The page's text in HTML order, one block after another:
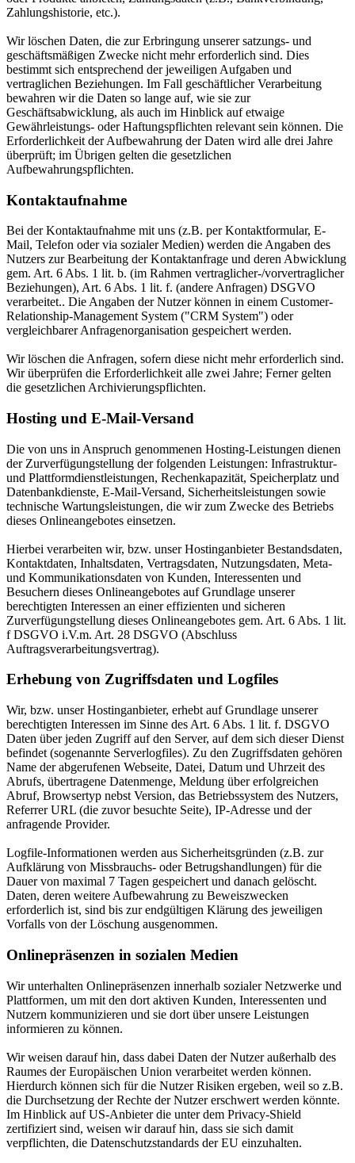
Zahlungshistorie, etc.).
Wir löschen Daten, die zur Erbringung unserer satzungs- und
geschäftsmäßigen Zwecke nicht mehr erforderlich sind. Dies
bestimmt sich entsprechend der jeweiligen Aufgaben und
vertraglichen Beziehungen. Im Fall geschäftlicher Verarbeitung
bewahren wir die Daten so lange auf, wie sie zur
Geschäftsabwicklung, als auch im Hinblick auf etwaige
Gewährleistungs- oder Haftungspflichten relevant sein können. Die
Erforderlichkeit der Aufbewahrung der Daten wird alle drei Jahre
überprüft; im Übrigen gelten die gesetzlichen
Aufbewahrungspflichten.
Kontaktaufnahme
Bei der Kontaktaufnahme mit uns (z.B. per Kontaktformular, E-
Mail, Telefon oder via sozialer Medien) werden die Angaben des
Nutzers zur Bearbeitung der Kontaktanfrage und deren Abwicklung
gem. Art. 6 Abs. 1 lit. b. (im Rahmen vertraglicher-/vorvertraglicher
Beziehungen), Art. 6 Abs. 1 lit. f. (andere Anfragen) DSGVO
verarbeitet.. Die Angaben der Nutzer können in einem Customer-
Relationship-Management System ("CRM System") oder
vergleichbarer Anfragenorganisation gespeichert werden.
Wir löschen die Anfragen, sofern diese nicht mehr erforderlich sind.
Wir überprüfen die Erforderlichkeit alle zwei Jahre; Ferner gelten
die gesetzlichen Archivierungspflichten.
Hosting und E-Mail-Versand
Die von uns in Anspruch genommenen Hosting-Leistungen dienen
der Zurverfügungstellung der folgenden Leistungen: Infrastruktur-
und Plattformdienstleistungen, Rechenkapazität, Speicherplatz und
Datenbankdienste, E-Mail-Versand, Sicherheitsleistungen sowie
technische Wartungsleistungen, die wir zum Zwecke des Betriebs
dieses Onlineangebotes einsetzen.
Hierbei verarbeiten wir, bzw. unser Hostinganbieter Bestandsdaten,
Kontaktdaten, Inhaltsdaten, Vertragsdaten, Nutzungsdaten, Meta-
und Kommunikationsdaten von Kunden, Interessenten und
Besuchern dieses Onlineangebotes auf Grundlage unserer
berechtigten Interessen an einer effizienten und sicheren
Zurverfügungstellung dieses Onlineangebotes gem. Art. 6 Abs. 1 lit.
f DSGVO i.V.m. Art. 28 DSGVO (Abschluss
Auftragsverarbeitungsvertrag).
Erhebung von Zugriffsdaten und Logfiles
Wir, bzw. unser Hostinganbieter, erhebt auf Grundlage unserer
berechtigten Interessen im Sinne des Art. 6 Abs. 1 lit. f. DSGVO
Daten über jeden Zugriff auf den Server, auf dem sich dieser Dienst
befindet (sogenannte Serverlogfiles). Zu den Zugriffsdaten gehören
Name der abgerufenen Webseite, Datei, Datum und Uhrzeit des
Abrufs, übertragene Datenmenge, Meldung über erfolgreichen
Abruf, Browsertyp nebst Version, das Betriebssystem des Nutzers,
Referrer URL (die zuvor besuchte Seite), IP-Adresse und der
anfragende Provider.
Logfile-Informationen werden aus Sicherheitsgründen (z.B. zur
Aufklärung von Missbrauchs- oder Betrugshandlungen) für die
Dauer von maximal 7 Tagen gespeichert und danach gelöscht.
Daten, deren weitere Aufbewahrung zu Beweiszwecken
erforderlich ist, sind bis zur endgültigen Klärung des jeweiligen
Vorfalls von der Löschung ausgenommen.
Onlinepräsenzen in sozialen Medien
Wir unterhalten Onlinepräsenzen innerhalb sozialer Netzwerke und
Plattformen, um mit den dort aktiven Kunden, Interessenten und
Nutzern kommunizieren und sie dort über unsere Leistungen
informieren zu können.
Wir weisen darauf hin, dass dabei Daten der Nutzer außerhalb des
Raumes der Europäischen Union verarbeitet werden können.
Hierdurch können sich für die Nutzer Risiken ergeben, weil so z.B.
die Durchsetzung der Rechte der Nutzer erschwert werden könnte.
Im Hinblick auf US-Anbieter die unter dem Privacy-Shield
zertifiziert sind, weisen wir darauf hin, dass sie sich damit
verpflichten, die Datenschutzstandards der EU einzuhalten.